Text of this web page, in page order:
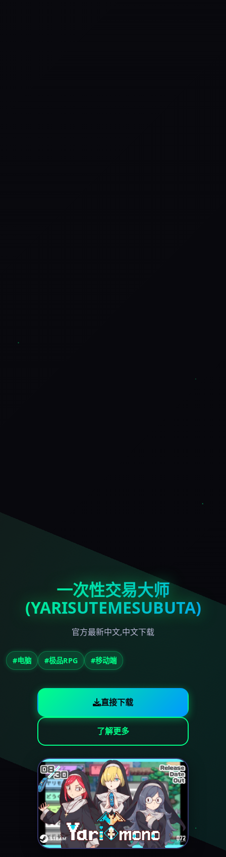
一次性交易大师
(YARISUTEMESUBUTA)
官方最新中文,中文下载
#电脑 #极品RPG #移动端
直接下载
了解更多